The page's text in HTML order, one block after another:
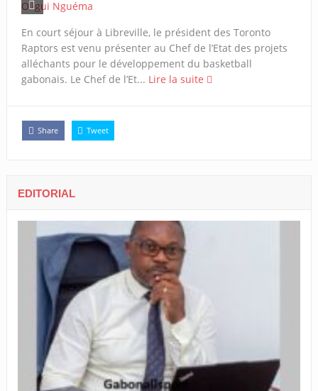
En court séjour à Libreville, le président des Toronto
Raptors est venu présenter au Chef de l’Etat des projets
alléchants pour le développement du basketball
gabonais. Le Chef de l’Et... Lire la suite
Share Tweet
EDITORIAL